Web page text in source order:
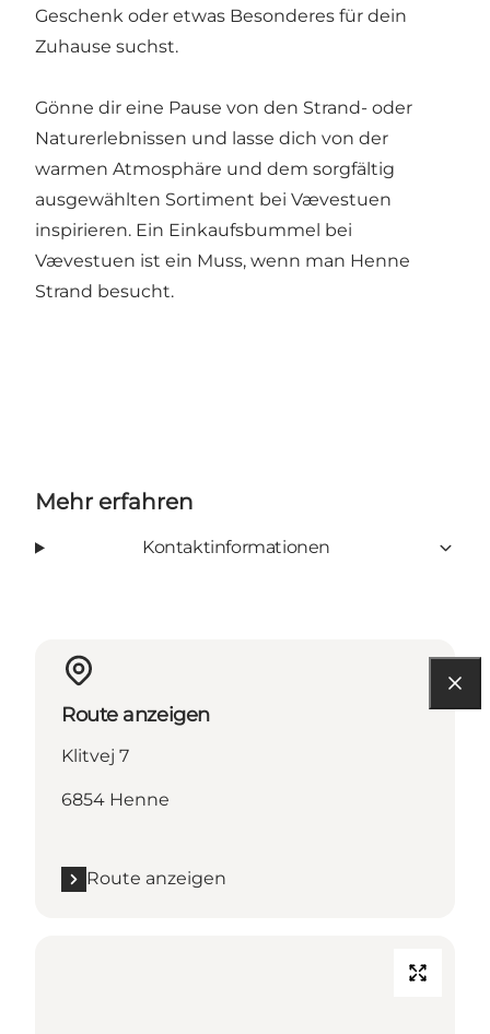
Geschenk oder etwas Besonderes für dein
Zuhause suchst.
Gönne dir eine Pause von den Strand- oder
Naturerlebnissen und lasse dich von der
warmen Atmosphäre und dem sorgfältig
ausgewählten Sortiment bei Vævestuen
inspirieren. Ein Einkaufsbummel bei
Vævestuen ist ein Muss, wenn man Henne
Strand besucht.
Mehr erfahren
Kontaktinformationen
Route anzeigen
Klitvej 7
6854 Henne
Route anzeigen